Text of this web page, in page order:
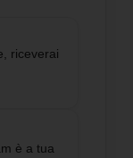
riceverai
è a tua